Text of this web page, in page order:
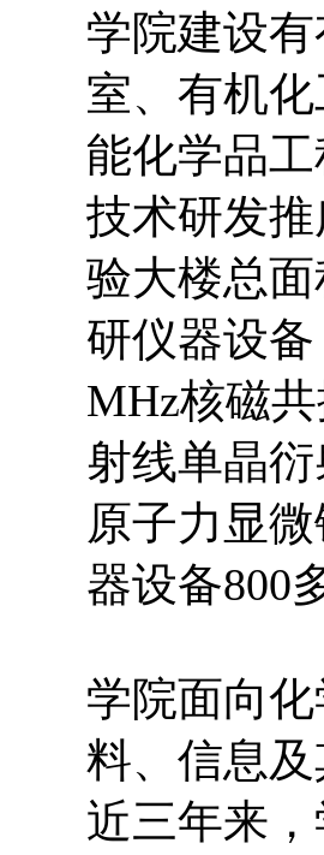
学院建设
室、有机
能化学品
技术研发
验大楼总
研仪器设
MHz核磁
射线单晶
原子力显
器设备800
学院面向
料、信息
近三年来